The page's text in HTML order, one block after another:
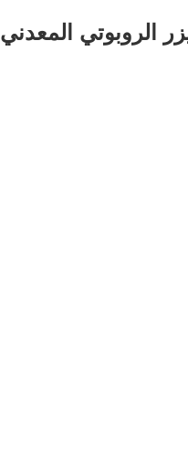
الروبوتي المعدني